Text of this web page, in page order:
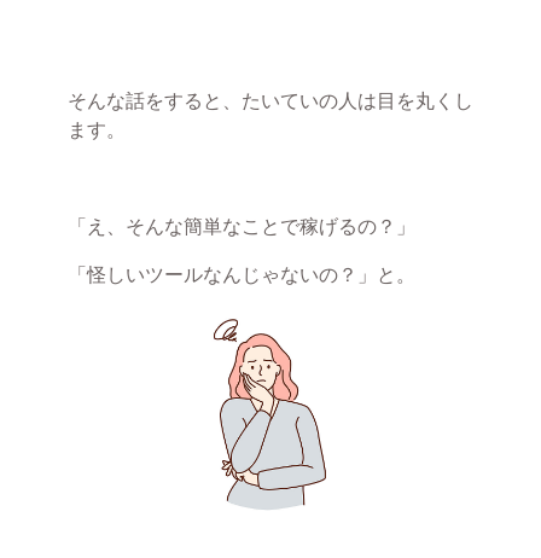
そんな話をすると、たいていの人は目を丸くし
ます。
「え、そんな簡単なことで稼げるの？」
「怪しいツールなんじゃないの？」と。